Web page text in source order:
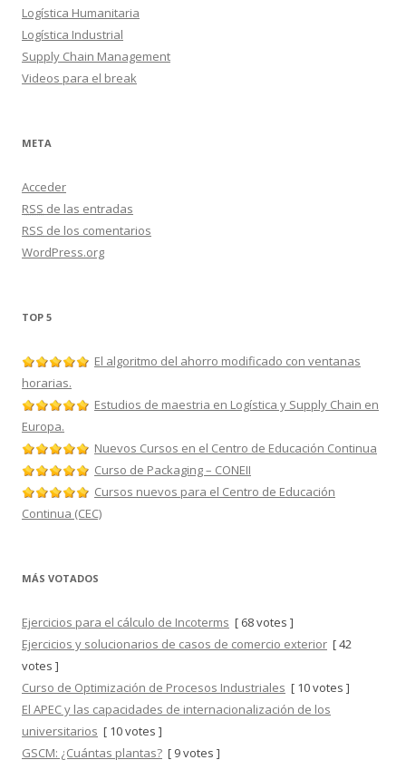
Logística Humanitaria
Logística Industrial
Supply Chain Management
Videos para el break
META
Acceder
RSS de las entradas
RSS de los comentarios
WordPress.org
TOP 5
El algoritmo del ahorro modificado con ventanas
horarias.
Estudios de maestria en Logística y Supply Chain en
Europa.
Nuevos Cursos en el Centro de Educación Continua
Curso de Packaging – CONEII
Cursos nuevos para el Centro de Educación
Continua (CEC)
MÁS VOTADOS
Ejercicios para el cálculo de Incoterms [ 68 votes ]
Ejercicios y solucionarios de casos de comercio exterior [ 42
votes ]
Curso de Optimización de Procesos Industriales [ 10 votes ]
El APEC y las capacidades de internacionalización de los
universitarios [ 10 votes ]
GSCM: ¿Cuántas plantas? [ 9 votes ]